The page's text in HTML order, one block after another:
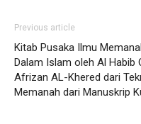
Previous article
Kitab Pusaka Ilmu
Dalam Islam oleh Al Habib
Afrizan AL-Khered dari
Memanah dari Manuskrip